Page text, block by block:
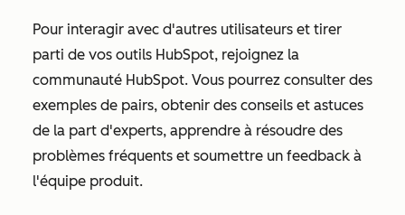
Pour interagir avec d'autres utilisateurs et tirer
parti de vos outils HubSpot, rejoignez la
communauté HubSpot. Vous pourrez consulter des
exemples de pairs, obtenir des conseils et astuces
de la part d'experts, apprendre à résoudre des
problèmes fréquents et soumettre un feedback à
l'équipe produit.